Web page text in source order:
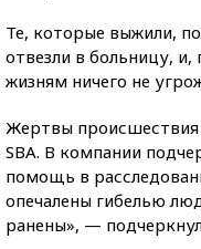
Те, которые выжили,
отвезли в больницу, и,
жизням ничего не
Жертвы
SBA. В компании
помощь в
опечалены гибелью
ранены», —